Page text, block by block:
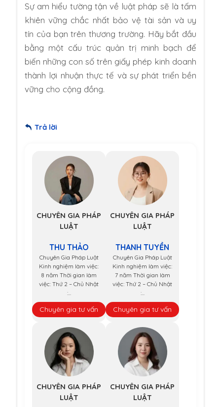
Sự am hiểu tường tận về luật pháp sẽ là tấm
khiên vững chắc nhất bảo vệ tài sản và uy
tín của bạn trên thương trường. Hãy bắt đầu
bằng một cấu trúc quản trị minh bạch để
biến những con số trên giấy phép kinh doanh
thành lợi nhuận thực tế và sự phát triển bền
vững cho cộng đồng.
Trả lời
CHUYÊN GIA PHÁP
LUẬT
THU THẢO
Chuyên Gia Pháp Luật
Kinh nghiệm làm việc:
8 năm Thời gian làm
việc: Thứ 2 – Chủ Nhật
:...
Chuyên gia tư vấn
CHUYÊN GIA PHÁP
LUẬT
THANH TUYỀN
Chuyên Gia Pháp Luật
Kinh nghiệm làm việc:
7 năm Thời gian làm
việc: Thứ 2 – Chủ Nhật
:...
Chuyên gia tư vấn
CHUYÊN GIA PHÁP
LUẬT
CHUYÊN GIA PHÁP
LUẬT